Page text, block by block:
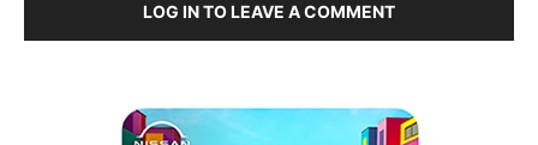
LOG IN TO LEAVE A COMMENT